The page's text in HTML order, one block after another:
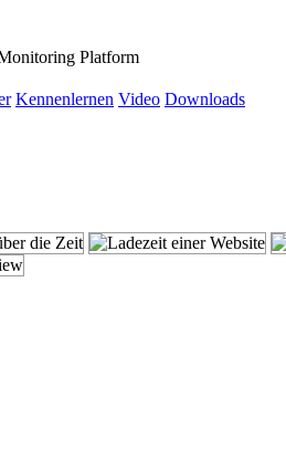
Platform
Kennenlernen Video Downloads